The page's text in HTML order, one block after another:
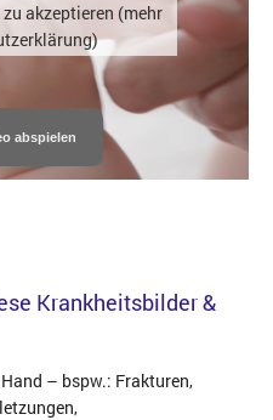
akzeptieren (mehr
abspielen
Krankheitsbilder &
– bspw.: Frakturen,